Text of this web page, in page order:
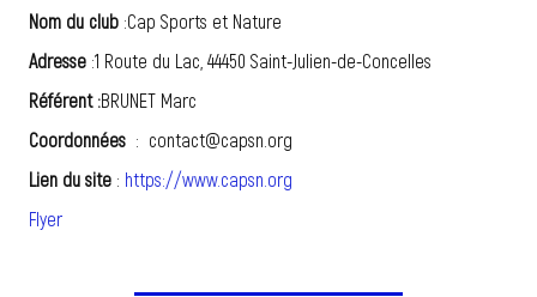
Nom du club :Cap Sports et Nature
Adresse :1 Route du Lac, 44450 Saint-Julien-de-Concelles
Référent :BRUNET Marc
Coordonnées : contact@capsn.org
Lien du site : https://www.capsn.org
Flyer